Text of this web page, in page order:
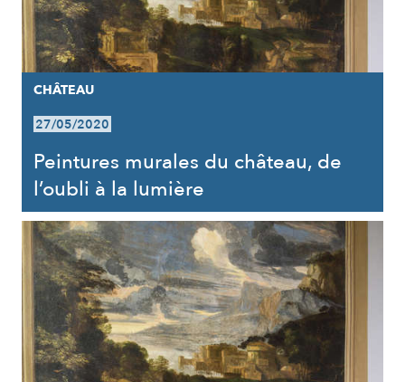
CHÂTEAU
27/05/2020
Peintures murales du château, de
l’oubli à la lumière